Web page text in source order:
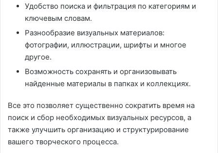
Удобство поиска и фильтрация по категориям и
ключевым словам.
Разнообразие визуальных материалов:
фотографии, иллюстрации, шрифты и многое
другое.
Возможность сохранять и организовывать
найденные материалы в папках и коллекциях.
Все это позволяет существенно сократить время на
поиск и сбор необходимых визуальных ресурсов, а
также улучшить организацию и структурирование
вашего творческого процесса.